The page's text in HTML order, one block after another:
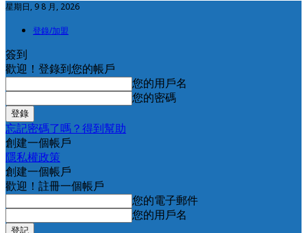
星期日, 9 8 月, 2026
登錄/加盟
簽到
歡迎！登錄到您的帳戶
您的用戶名
您的密碼
忘記密碼了嗎？得到幫助
創建一個帳戶
隱私權政策
創建一個帳戶
歡迎！註冊一個帳戶
您的電子郵件
您的用戶名